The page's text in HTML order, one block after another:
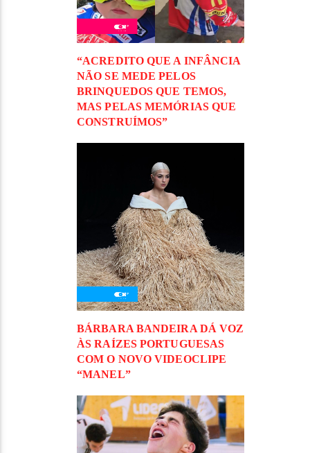
“ACREDITO QUE A INFÂNCIA
NÃO SE MEDE PELOS
BRINQUEDOS QUE TEMOS,
MAS PELAS MEMÓRIAS QUE
CONSTRUÍMOS”
BÁRBARA BANDEIRA DÁ VOZ
ÀS RAÍZES PORTUGUESAS
COM O NOVO VIDEOCLIPE
“MANEL”